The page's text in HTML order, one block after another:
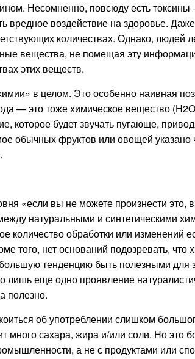
Несомненно, повсюду есть
вредное воздействие на здоровье.
количествах. Однако, людей
вещества, не помещая эту
этих веществ.
в целом. Это особенно наивная
— это тоже химическое вещество
которое будет звучать пугающе,
обычных фруктов или овощей указано
«если вы не можете произнести это,
натуральными и синтетическими
количество обработки или изменений
того, нет оснований подозревать, что
тенденцию быть полезными для
лишь еще одно проявление
полезно.
об употреблении слишком
много сахара, жира и/или соли. Но это
а не с продуктами или